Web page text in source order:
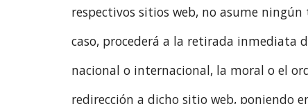
respectivos sitios web, no asume
caso, procederá a la retirada inmediata
nacional o internacional, la moral o el
redirección a dicho sitio web, poniendo